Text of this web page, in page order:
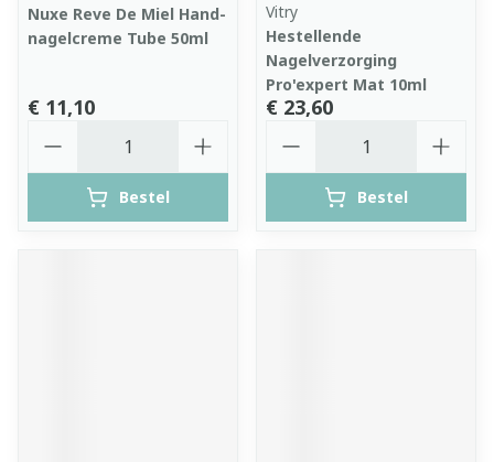
Nuxe Reve De Miel Hand-
nagelcreme Tube 50ml
€ 11,10
Bestel
Vitry
Hestellende
Nagelverzorging
Pro'expert Mat 10ml
€ 23,60
Bestel